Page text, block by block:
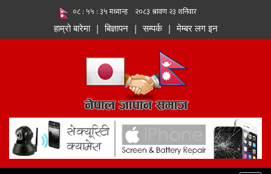
हाम्रो बारेमा | बिज्ञापन | सम्पर्क | मेम्बर लग इन